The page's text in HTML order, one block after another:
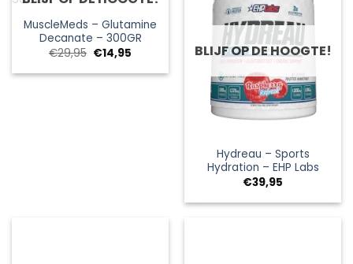
MuscleMeds – Glutamine
Decanate – 300GR
€29,95 Oorspronkelijke
was:
€14,95
is:
BLIJF OP DE HOOGTE!
Hydreau – Sports
Hydration – EHP Labs
€39,95